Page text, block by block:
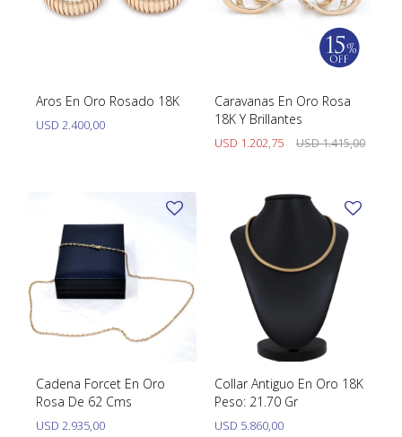
Aros En Oro Rosado 18K
USD 2.400,00
Caravanas En Oro Rosa
18K Y Brillantes
USD 1.202,75 USD1.415,00
Cadena Forcet En Oro
Rosa De 62 Cms
USD 2.935,00
Collar Antiguo En Oro 18K
Peso: 21.70 Gr
USD 5.860,00